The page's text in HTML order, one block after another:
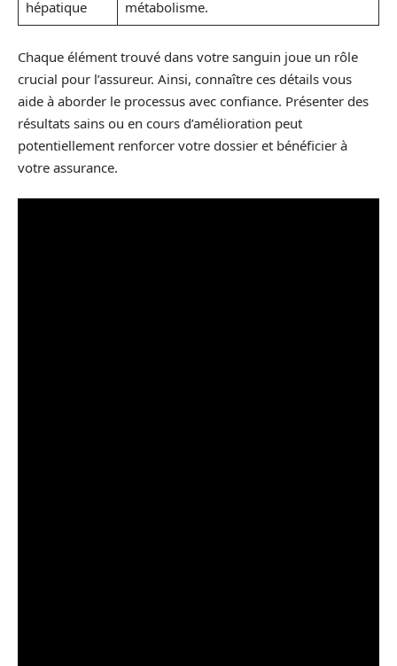
hépatique métabolisme.
Chaque élément trouvé dans votre sanguin joue un rôle
crucial pour l’assureur. Ainsi, connaître ces détails vous
aide à aborder le processus avec confiance. Présenter des
résultats sains ou en cours d’amélioration peut
potentiellement renforcer votre dossier et bénéficier à
votre assurance.